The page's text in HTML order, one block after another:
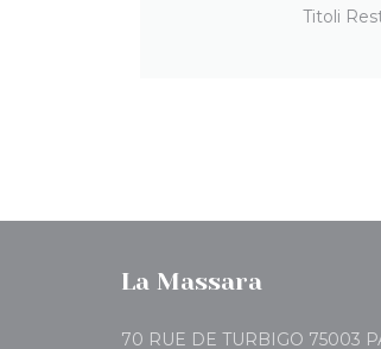
Titoli
La Massara
70 RUE DE TURBIGO 75003